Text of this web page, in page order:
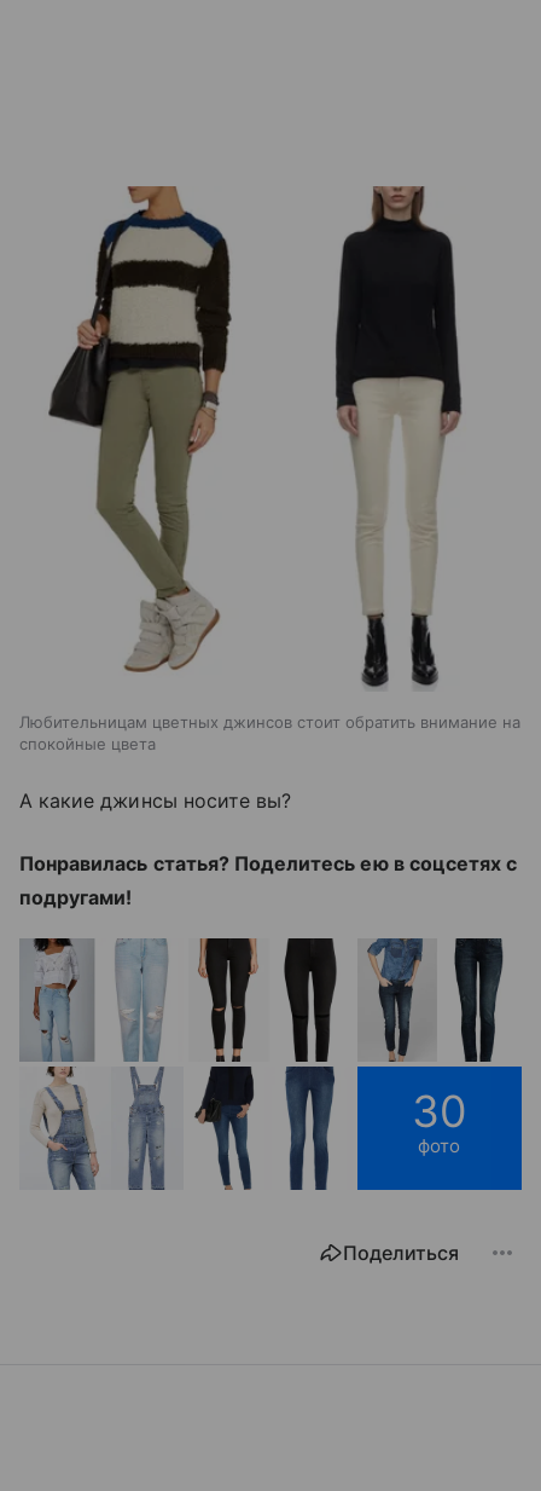
Любительницам цветных джинсов стоит обратить внимание на
спокойные цвета
А какие джинсы носите вы?
Понравилась статья? Поделитесь ею в соцсетях с
подругами!
30
фото
Поделиться